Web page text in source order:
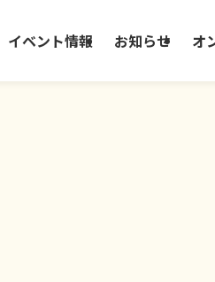
イベント情報 お知らせ オ